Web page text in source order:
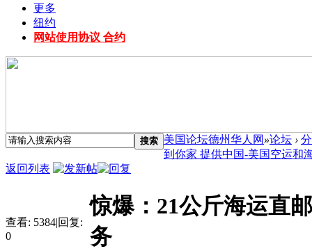
更多
纽约
网站使用协议 合约
搜索 美国论坛德州华人网 »论坛 ›
到你家 提供中国-美国空运和
返回列表
查看: 5384|回复:
0
惊爆：21公斤海运直
务